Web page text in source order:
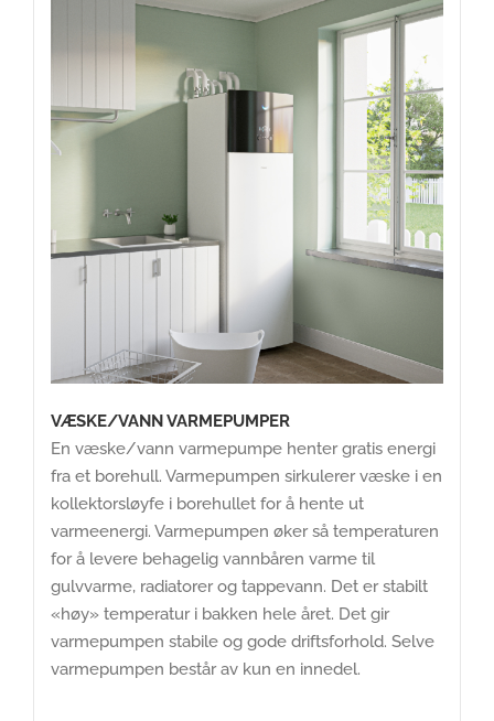
VÆSKE/VANN VARMEPUMPER
En væske/vann varmepumpe henter gratis energi
fra et borehull. Varmepumpen sirkulerer væske i en
kollektorsløyfe i borehullet for å hente ut
varmeenergi. Varmepumpen øker så temperaturen
for å levere behagelig vannbåren varme til
gulvvarme, radiatorer og tappevann. Det er stabilt
«høy» temperatur i bakken hele året. Det gir
varmepumpen stabile og gode driftsforhold. Selve
varmepumpen består av kun en innedel.